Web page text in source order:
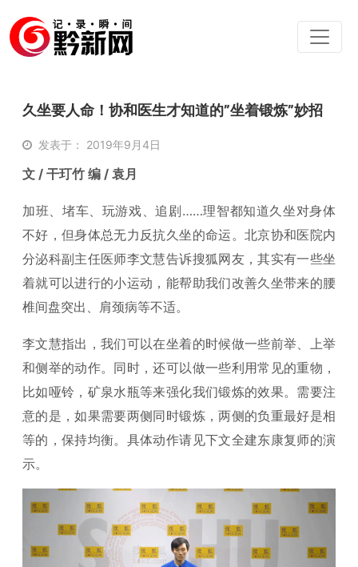
久坐要人命！协和医生才知道的”坐着锻炼”妙招
发表于： 2019年9月4日
文 / 干玎竹 编 / 袁月
加班、堵车、玩游戏、追剧……理智都知道久坐对身体
不好，但身体总无力反抗久坐的命运。北京协和医院内
分泌科副主任医师李文慧告诉搜狐网友，其实有一些坐
着就可以进行的小运动，能帮助我们改善久坐带来的腰
椎间盘突出、肩颈病等不适。
李文慧指出，我们可以在坐着的时候做一些前举、上举
和侧举的动作。同时，还可以做一些利用常见的重物，
比如哑铃，矿泉水瓶等来强化我们锻炼的效果。需要注
意的是，如果需要两侧同时锻炼，两侧的负重最好是相
等的，保持均衡。具体动作请见下文全建东康复师的演
示。